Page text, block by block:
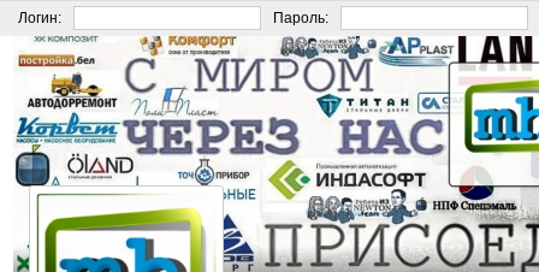
Логин: Пароль: